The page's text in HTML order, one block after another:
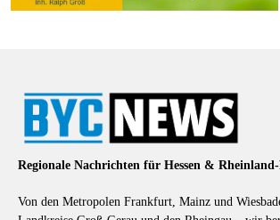
Regionale Nachrichten für Hessen &
Von den Metropolen Frankfurt, Mainz und